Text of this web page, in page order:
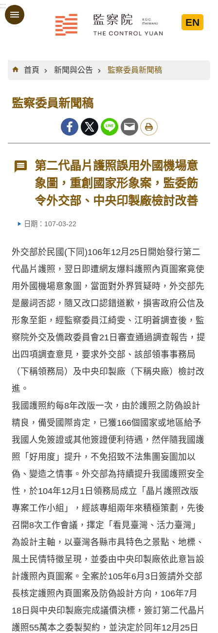
跳到主要內容區塊
:::
EN
:::
首頁
新聞與公告 監察委員新聞稿
監察委員新聞稿
第二代晶片護照誤用外國機場意
象圖，重創國家形象案，監委飭
令外交部、中央印製廠檢討改善
日期：107-03-22
外交部於民國(下同)106年12月25日開始發行第二
代晶片護照，翌日即遭網友爆料護照內頁圖案竟使
用外國機場意象圖，當面對外界質疑時，外交部先
是嚴詞否認，隨又改口認錯道歉，損害政府公信及
形象至鉅，經監察委員江綺雯、江明蒼調查後，監
察院外交及僑政委員會21日審查通過調查報告，提
出四項調查意見，要求外交部、該部領事事務局
（下稱領務局）及中央印製廠（下稱央廠）檢討改
進。
我國護照約每8年改版一次，由於護照之防偽設計
精良，備受國際肯定，已獲166個國家或地區給予
我國人免簽證或其他簽證便利待遇，然伴隨我國護
照「好用度」提升，不免招致不法集團妄圖加以
偽、變造之情事。外交部為持續提升我國護照安全
性，於104年12月1日領務局成立「晶片護照改版
專案工作小組」，經該專組兩年來積極策劃，先後
召開8次工作會議，擇定「看見臺灣、活力臺灣」
為設計主軸，以臺灣各縣市具特色之景點、地標、
風土民情特徵呈現，並委由中央印製廠依此意旨設
計護照內頁圖案。全案於105年6月3日簽請外交部
長核定護照內頁圖案及防偽設計方向，106年7月
18日與中央印製廠完成議價決標，簽訂第二代晶片
護照55萬本之委製契約，並決定於同年12月25日